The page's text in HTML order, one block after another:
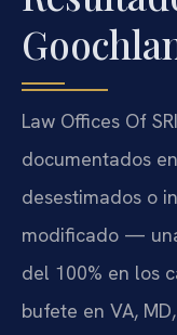
Law Offices Of
documentados
desestimados o
modificado —
del 100% en los
bufete en VA,